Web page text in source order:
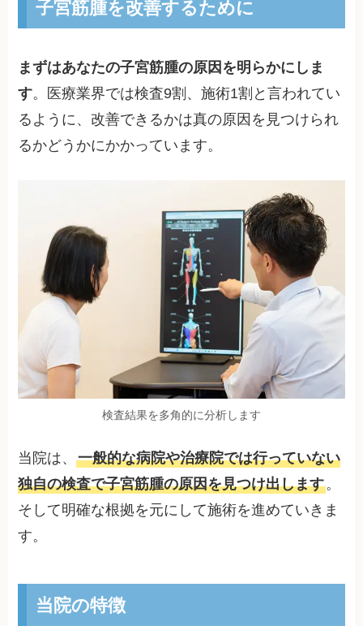
子宮筋腫を改善するために
まずはあなたの子宮筋腫の原因を明らかにしま
す。医療業界では検査9割、施術1割と言われてい
るように、改善できるかは真の原因を見つけられ
るかどうかにかかっています。
検査結果を多角的に分析します
当院は、一般的な病院や治療院では行っていない
独自の検査で子宮筋腫の原因を見つけ出します。
そして明確な根拠を元にして施術を進めていきま
す。
当院の特徴